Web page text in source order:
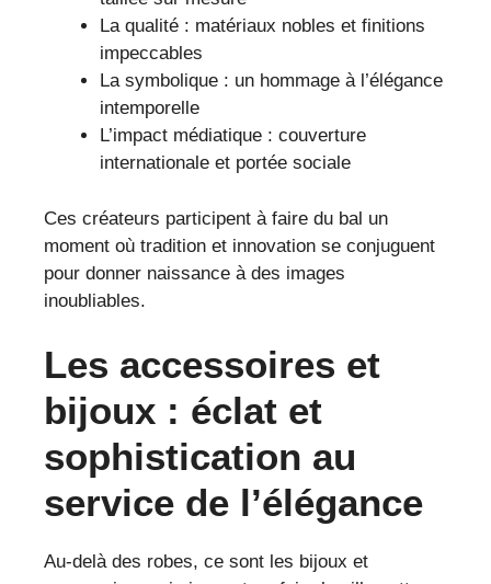
La qualité : matériaux nobles et finitions
impeccables
La symbolique : un hommage à l’élégance
intemporelle
L’impact médiatique : couverture
internationale et portée sociale
Ces créateurs participent à faire du bal un
moment où tradition et innovation se conjuguent
pour donner naissance à des images
inoubliables.
Les accessoires et
bijoux : éclat et
sophistication au
service de l’élégance
Au-delà des robes, ce sont les bijoux et